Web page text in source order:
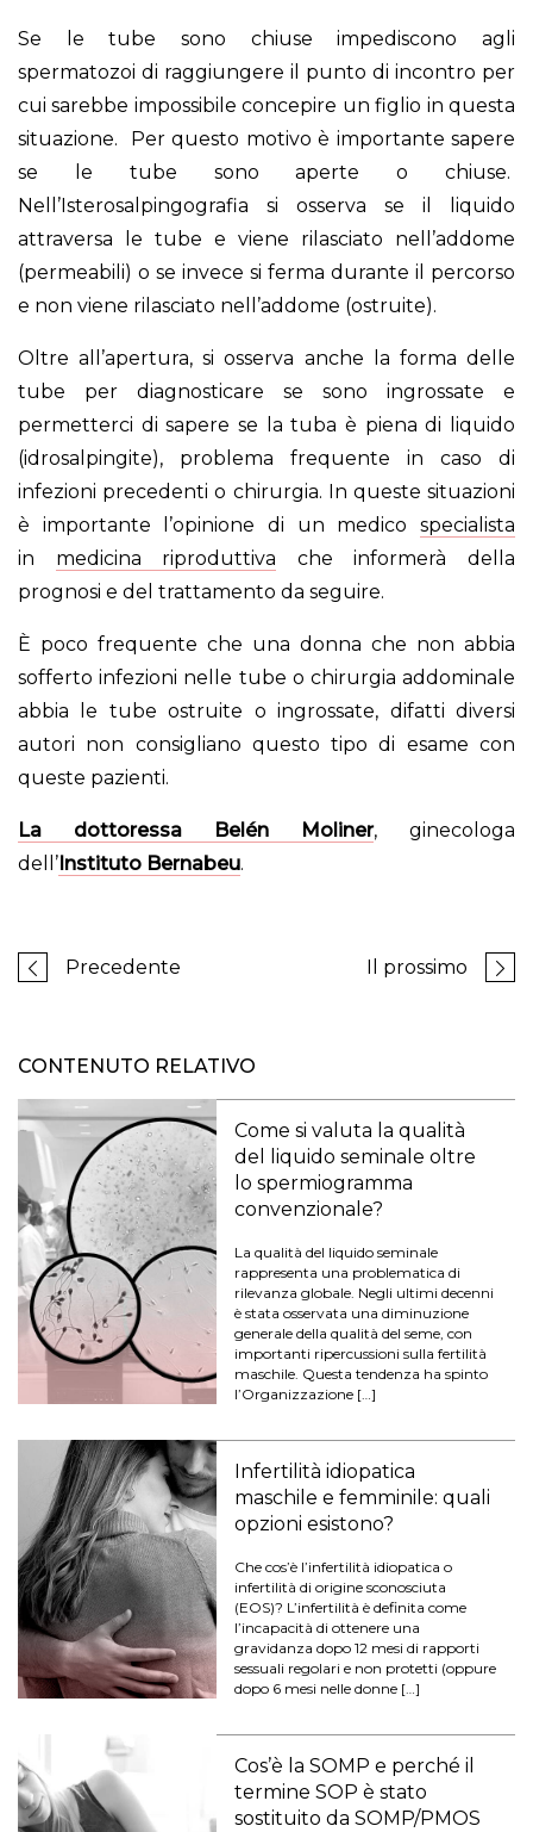
Se le tube sono chiuse impediscono agli
spermatozoi di raggiungere il punto di incontro per
cui sarebbe impossibile concepire un figlio in questa
situazione. Per questo motivo è importante sapere
se le tube sono aperte o chiuse.
Nell’Isterosalpingografia si osserva se il liquido
attraversa le tube e viene rilasciato nell’addome
(permeabili) o se invece si ferma durante il percorso
e non viene rilasciato nell’addome (ostruite).
Oltre all’apertura, si osserva anche la forma delle
tube per diagnosticare se sono ingrossate e
permetterci di sapere se la tuba è piena di liquido
(idrosalpingite), problema frequente in caso di
infezioni precedenti o chirurgia. In queste situazioni
è importante l’opinione di un medico specialista
in medicina riproduttiva che informerà della
prognosi e del trattamento da seguire.
È poco frequente che una donna che non abbia
sofferto infezioni nelle tube o chirurgia addominale
abbia le tube ostruite o ingrossate, difatti diversi
autori non consigliano questo tipo di esame con
queste pazienti.
La dottoressa Belén Moliner, ginecologa
dell’ Instituto Bernabeu.
Precedente Il prossimo
CONTENUTO RELATIVO
Come si valuta la qualità
del liquido seminale oltre
lo spermiogramma
convenzionale?
La qualità del liquido seminale
rappresenta una problematica di
rilevanza globale. Negli ultimi decenni
è stata osservata una diminuzione
generale della qualità del seme, con
importanti ripercussioni sulla fertilità
maschile. Questa tendenza ha spinto
l’Organizzazione […]
Infertilità idiopatica
maschile e femminile: quali
opzioni esistono?
Che cos’è l’infertilità idiopatica o
infertilità di origine sconosciuta
(EOS)? L’infertilità è definita come
l’incapacità di ottenere una
gravidanza dopo 12 mesi di rapporti
sessuali regolari e non protetti (oppure
dopo 6 mesi nelle donne […]
Cos’è la SOMP e perché il
termine SOP è stato
sostituito da SOMP/PMOS